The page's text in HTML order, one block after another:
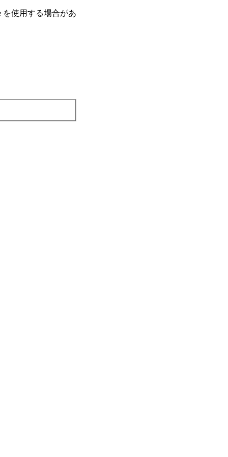
使⽤する場合があ